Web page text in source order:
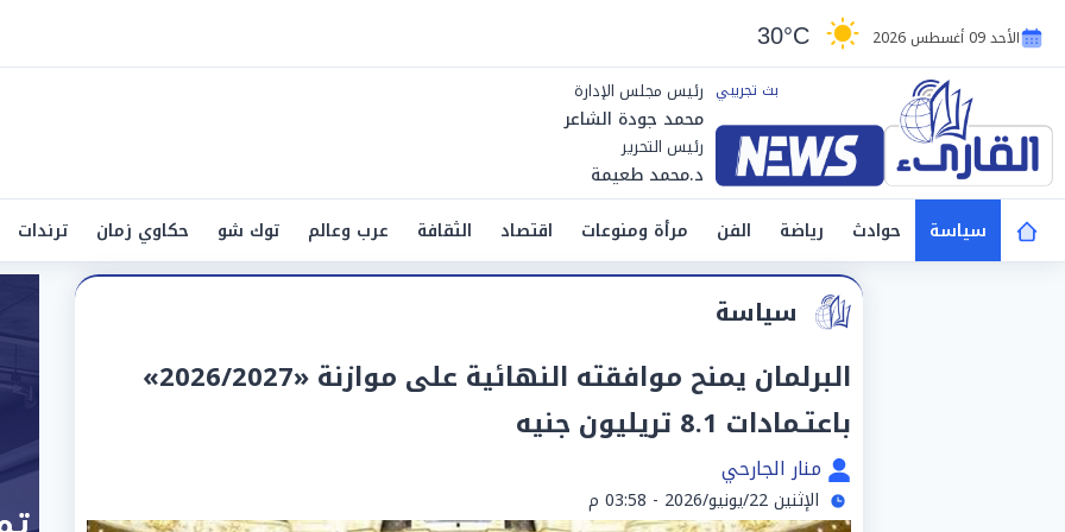
الأحد 09 أغسطس 2026 30°C
رئيس مجلس الإدارة
محمد جودة الشاعر
رئيس التحرير
د.محمد طعيمة
سياسة
حوادث رياضة الفن مرأة ومنوعات اقتصاد الثقافة عرب وعالم توك شو حكاوي زمان ترندات
سياسة
البرلمان يمنح موافقته النهائية على موازنة «2026/2027»
باعتـمادات 8.1 تريليون جنيه
منار الجارحي
الإثنين 22/يونيو/2026 - 03:58 م